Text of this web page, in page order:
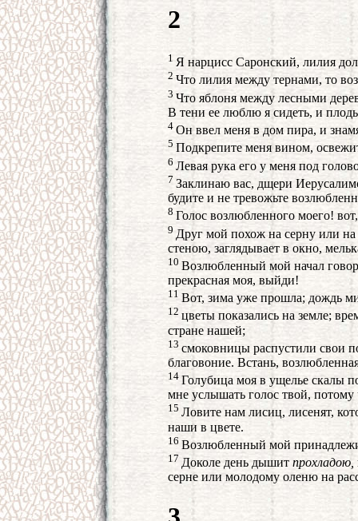
2
1 Я нарцисс Саронский, лилия
2 Что лилия между тернами, то
3 Что яблоня между лесными
В тени ее люблю я сидеть, и
4 Он ввел меня в дом пира, и
5 Подкрепите меня вином,
6 Левая рука его у меня под
7 Заклинаю вас, дщери
будите и не тревожьте
8 Голос возлюбленного моего!
9 Друг мой похож на серну или на
стеною, заглядывает в окно,
10 Возлюбленный мой начал
прекрасная моя, выйди!
11 Вот, зима уже прошла; дождь
12 цветы показались на земле;
стране нашей;
13 смоковницы распустили свои
благовоние. Встань,
14 Голубица моя в ущелье скалы
мне услышать голос твой, потому
15 Ловите нам лисиц, лисенят,
наши в цвете.
16 Возлюбленный мой
17 Доколе день дышит прохладою,
серне или молодому оленю на